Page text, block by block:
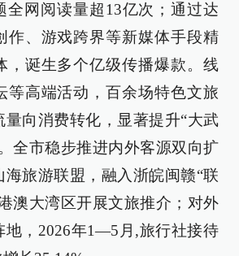
全网阅读量超13亿次；通过达
作、游戏跨界等新媒体手段精
，诞生多个亿级传播爆款。线
等高端活动，百余场特色文旅
向消费转化，显著提升“大武
全市稳步推进内外客源双向扩
旅游联盟，融入浙皖闽赣“联
澳大湾区开展文旅推介；对外
地，2026年1—5月,旅行社接待